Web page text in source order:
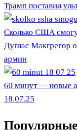
Трамп поставил
Сколько США
Дуглас Макгрегор
армии
60 минут — новые
18.07.25